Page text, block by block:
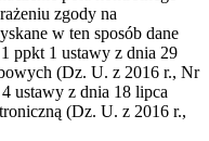
zgody na
w ten sposób dane
ppkt 1 ustawy z dnia 29
(Dz. U. z 2016 r., Nr
ustawy z dnia 18 lipca
(Dz. U. z 2016 r.,